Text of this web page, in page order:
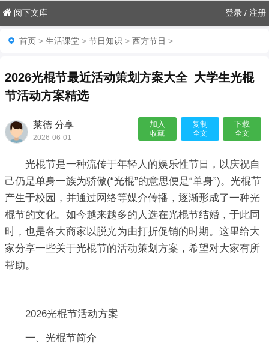
阅下文库 登录 / 注册
首页 > 生活课堂 > 节日知识 > 西方节日 >
2026光棍节最近活动策划方案大全_大学生光棍
节活动方案精选
莱德 分享
2026-06-01
加入
收藏
复制
全文
下载
全文
光棍节是一种流传于年轻人的娱乐性节日，以庆祝自
己仍是单身一族为骄傲(“光棍”的意思便是“单身”)。光棍节
产生于校园，并通过网络等媒介传播，逐渐形成了一种光
棍节的文化。如今越来越多的人选在光棍节结婚，于此同
时，也是各大商家以脱光为由打折促销的时期。这里给大
家分享一些关于光棍节的活动策划方案，希望对大家有所
帮助。
2026光棍节活动方案
一、光棍节简介